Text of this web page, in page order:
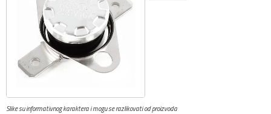
Slike su informativnog karaktera i mogu se razlikovati od proizvoda